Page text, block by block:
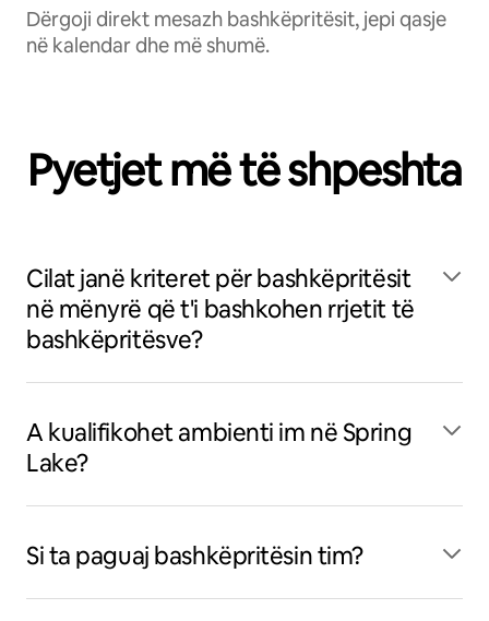
Dërgoji direkt mesazh bashkëpritësit, jepi qasje
në kalendar dhe më shumë.
Pyetjet më të shpeshta
Cilat janë kriteret për bashkëpritësit
në mënyrë që t'i bashkohen rrjetit të
bashkëpritësve?
A kualifikohet ambienti im në Spring
Lake?
Si ta paguaj bashkëpritësin tim?